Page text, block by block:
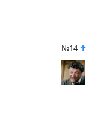
№14 ↑